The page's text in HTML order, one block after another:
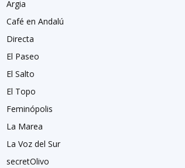
Argia
Café en Andalú
Directa
El Paseo
El Salto
El Topo
Feminópolis
La Marea
La Voz del Sur
secretOlivo